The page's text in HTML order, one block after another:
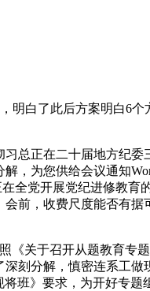
白了此后方案明白6个
正在二十届地方纪委
，为您供给会议通知
党开展党纪进修教育
前，收费尺度能否有
关于召开从题教育专
刻分解，慎密连系工
班》要求，为开好专